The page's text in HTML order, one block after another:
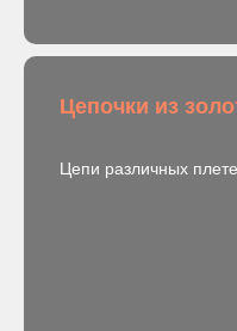
Цепочки из
Цепи различных